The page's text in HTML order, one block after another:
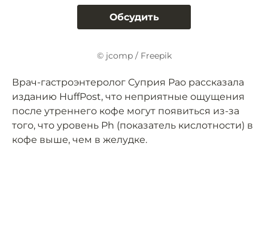
Обсудить
© jcomp / Freepik
Врач-гастроэнтеролог Суприя Рао рассказала
изданию HuffPost, что неприятные ощущения
после утреннего кофе могут появиться из-за
того, что уровень Ph (показатель кислотности) в
кофе выше, чем в желудке.